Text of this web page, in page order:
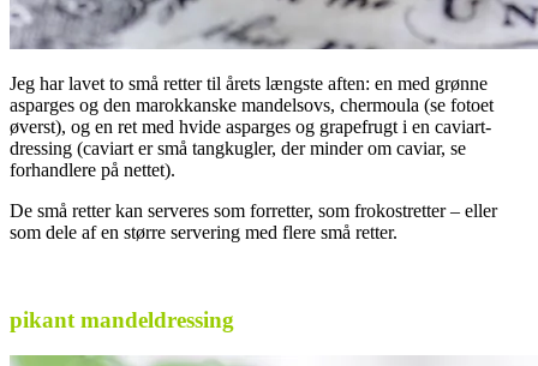
Jeg har lavet to små retter til årets længste aften: en med grønne
asparges og den marokkanske mandelsovs, chermoula (se fotoet
øverst), og en ret med hvide asparges og grapefrugt i en caviart-
dressing (caviart er små tangkugler, der minder om caviar, se
forhandlere på nettet).
De små retter kan serveres som forretter, som frokostretter – eller
som dele af en større servering med flere små retter.
pikant mandeldressing